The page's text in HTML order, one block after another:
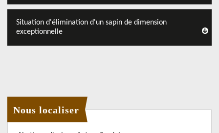
Situation d'élimination d'un sapin de dimension
exceptionnelle
Nous localiser